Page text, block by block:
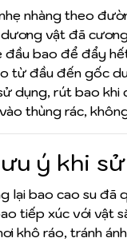
nhàng theo
vật đã
đầu bao để đẩy
từ đầu đến gốc
dụng, rút bao
thùng rác,
ý khi
lại bao cao su đã
tiếp xúc với vật
khô ráo, tránh